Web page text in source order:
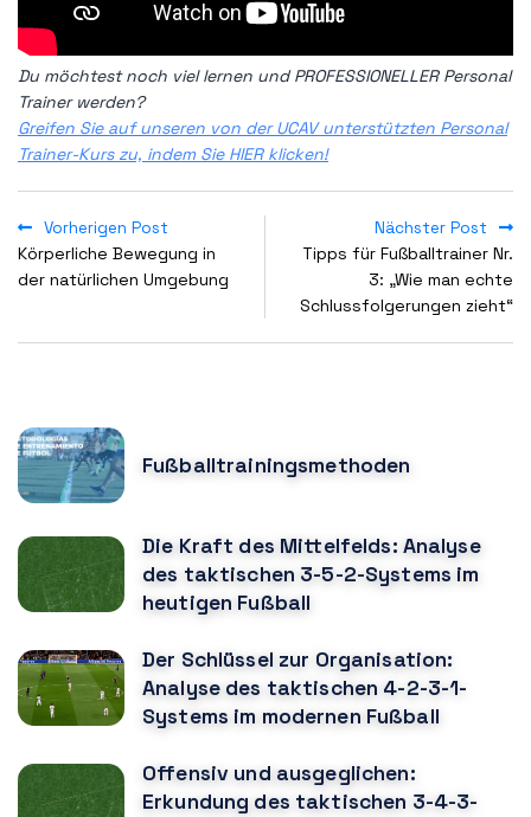
Du möchtest noch viel lernen und PROFESSIONELLER Personal
Trainer werden?
Greifen Sie auf unseren von der UCAV unterstützten Personal
Trainer-Kurs zu, indem Sie HIER klicken!
Vorherigen Post
Körperliche Bewegung in
der natürlichen Umgebung
Nächster Post
Tipps für Fußballtrainer Nr.
3: „Wie man echte
Schlussfolgerungen zieht“
Fußballtrainingsmethoden
Die Kraft des Mittelfelds: Analyse
des taktischen 3-5-2-Systems im
heutigen Fußball
Der Schlüssel zur Organisation:
Analyse des taktischen 4-2-3-1-
Systems im modernen Fußball
Offensiv und ausgeglichen:
Erkundung des taktischen 3-4-3-